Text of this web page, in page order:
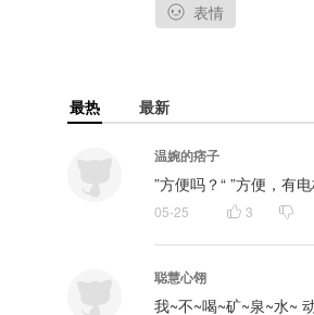
表情
最热 最新
温婉的痞子
”方便吗？“ ”方便，有
05-25 3
聪慧心翎
我~不~喝~矿~泉~水~